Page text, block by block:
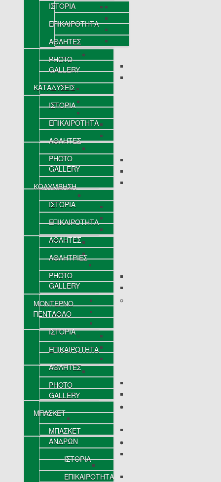
ΙΣΤΟΡΙΑ
ΕΠΙΚΑΙΡΟΤΗΤΑ
ΑΘΛΗΤΕΣ
PHOTO
GALLERY
ΚΑΤΑΔΥΣΕΙΣ
ΙΣΤΟΡΙΑ
ΕΠΙΚΑΙΡΟΤΗΤΑ
ΑΘΛΗΤΕΣ
PHOTO
GALLERY
ΚΟΛΥΜΒΗΣΗ
ΙΣΤΟΡΙΑ
ΕΠΙΚΑΙΡΟΤΗΤΑ
ΑΘΛΗΤΕΣ
ΑΘΛΗΤΡΙΕΣ
PHOTO
GALLERY
ΜΟΝΤΕΡΝΟ
ΠΕΝΤΑΘΛΟ
ΙΣΤΟΡΙΑ
ΕΠΙΚΑΙΡΟΤΗΤΑ
ΑΘΛΗΤΕΣ
PHOTO
GALLERY
ΜΠΑΣΚΕΤ
ΜΠΑΣΚΕΤ
ΑΝΔΡΩΝ
ΙΣΤΟΡΙΑ
ΕΠΙΚΑΙΡΟΤΗΤΑ